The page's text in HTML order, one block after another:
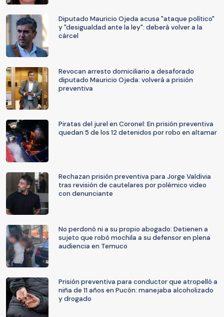
Diputado Mauricio Ojeda acusa "ataque político"
y "desigualdad ante la ley": deberá volver a la
cárcel
Revocan arresto domiciliario a desaforado
diputado Mauricio Ojeda: volverá a prisión
preventiva
Piratas del jurel en Coronel: En prisión preventiva
quedan 5 de los 12 detenidos por robo en altamar
Rechazan prisión preventiva para Jorge Valdivia
tras revisión de cautelares por polémico video
con denunciante
No perdonó ni a su propio abogado: Detienen a
sujeto que robó mochila a su defensor en plena
audiencia en Temuco
Prisión preventiva para conductor que atropelló a
niña de 11 años en Pucón: manejaba alcoholizado
y drogado